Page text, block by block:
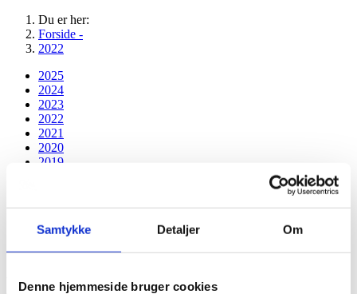
Samtykke Detaljer Om
Denne hjemmeside bruger cookies
Du er her:
Forside -
2022
2025
2024
2023
2022
2021
2020
2019
Efterår
Kundeudtalelser forår 2022